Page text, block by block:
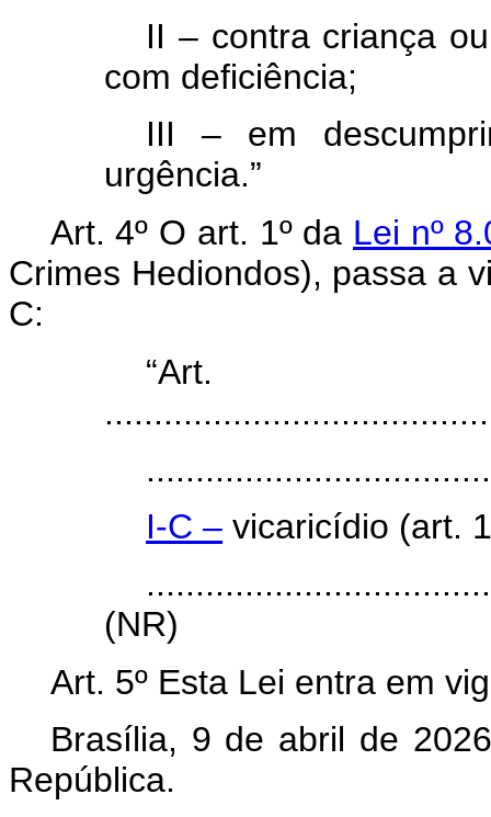
II – contra criança
com deficiência;
III – em
urgência.”
Art. 4º O art. 1º da Lei nº
Crimes Hediondos), passa a
C:
I-C – vicaricídio (art.
(NR)
Art. 5º Esta Lei entra em
Brasília, 9 de abril de
República.